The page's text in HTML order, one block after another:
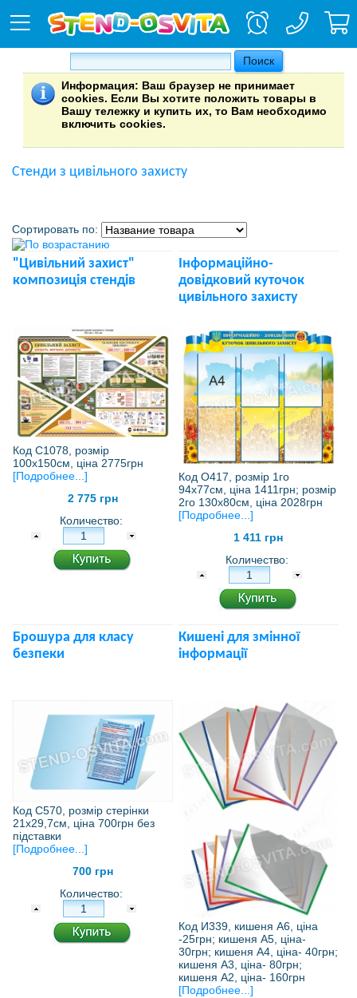
Информация: Ваш браузер не принимает
cookies. Если Вы хотите положить товары в
Вашу тележку и купить их, то Вам необходимо
включить cookies.
Стенди з цивільного захисту
Сортировать по:
"Цивільний захист"
композиція стендів
Код С1078, розмір
100х150см, ціна 2775грн
[Подробнее...]
2 775 грн
Количество:
Інформаційно-
довідковий куточок
цивільного захисту
Код О417, розмір 1го
94х77см, ціна 1411грн; розмір
2го 130х80см, ціна 2028грн
[Подробнее...]
1 411 грн
Количество:
Брошура для класу
безпеки
Код С570, розмір стерінки
21х29,7см, ціна 700грн без
підставки
[Подробнее...]
700 грн
Количество:
Кишені для змінної
інформації
Код И339, кишеня А6, ціна
-25грн; кишеня А5, ціна-
30грн; кишеня А4, ціна- 40грн;
кишеня А3, ціна- 80грн;
кишеня А2, ціна- 160грн
[Подробнее...]